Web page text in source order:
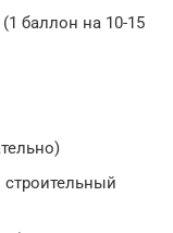
баллон на 10-15